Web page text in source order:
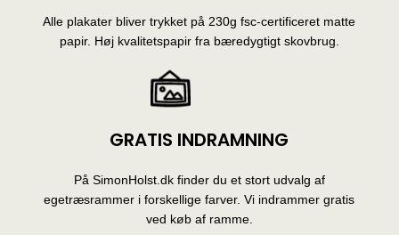
Alle plakater bliver trykket på 230g fsc-certificeret matte
papir. Høj kvalitetspapir fra bæredygtigt skovbrug.
GRATIS INDRAMNING
På SimonHolst.dk finder du et stort udvalg af
egetræsrammer i forskellige farver. Vi indrammer gratis
ved køb af ramme.